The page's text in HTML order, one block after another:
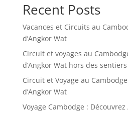
Recent Posts
Vacances et Circuits au
d’Angkor Wat
Circuit et voyages au
d’Angkor Wat hors des
Circuit et Voyage au
d’Angkor Wat
Voyage Cambodge :